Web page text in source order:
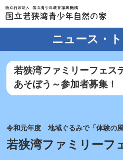
ニュース・
若狭湾ファミリーフェ
あそぼう～参加者募集！
令和元年度 地域ぐるみで「体験の
若狭湾ファミリー